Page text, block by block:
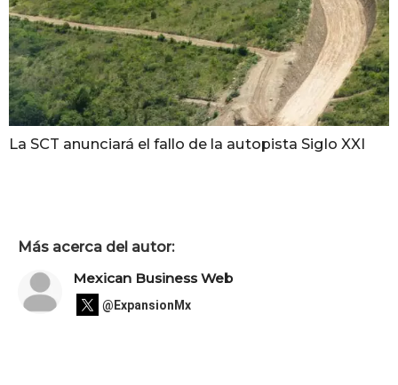
La SCT anunciará el fallo de la autopista Siglo XXI
Más acerca del autor:
Mexican Business Web
@ExpansionMx